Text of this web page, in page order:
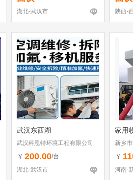
湖北-武汉市 陕西-
武汉东西湖
武汉科恩特环境工程有限公司
￥ 200.00/台
湖北-武汉市
家用
新乡
￥
河南-